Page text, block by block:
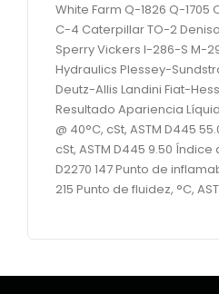
White Farm Q-1826 Q-1705
C-4 Caterpillar TO-2
Sperry Vickers I-286-S M-
Hydraulics Plessey-
Deutz-Allis Landini Fiat-
Resultado Apariencia
@ 40°C, cSt, ASTM D445
cSt, ASTM D445 9.50
D2270 147 Punto de
215 Punto de fluidez, °C,